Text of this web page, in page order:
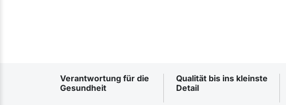
Verantwortung für die
Gesundheit
Qualität bis ins kleinste
Detail